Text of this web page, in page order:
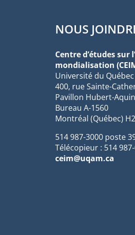
NOUS
Centre d’études sur
mondialisation
Université du
400, rue Sainte-
Pavillon Hubert-
Bureau A-1560
Montréal (Québec)
514 987-3000 poste
Télécopieur : 514
ceim@uqam.ca